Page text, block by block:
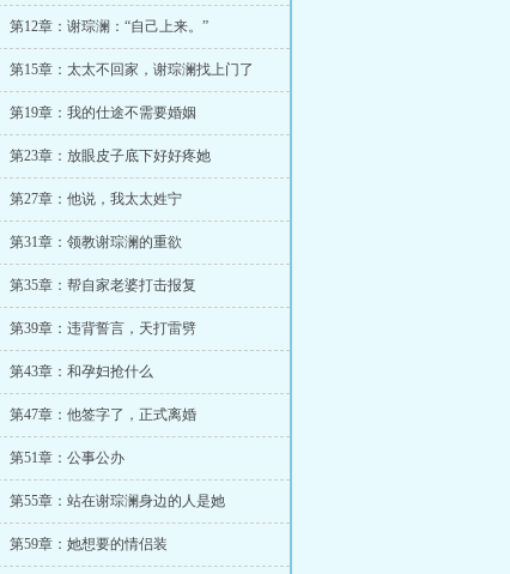
第12章：谢琮澜：“自己上来。”
第15章：太太不回家，谢琮澜找上门了
第19章：我的仕途不需要婚姻
第23章：放眼皮子底下好好疼她
第27章：他说，我太太姓宁
第31章：领教谢琮澜的重欲
第35章：帮自家老婆打击报复
第39章：违背誓言，天打雷劈
第43章：和孕妇抢什么
第47章：他签字了，正式离婚
第51章：公事公办
第55章：站在谢琮澜身边的人是她
第59章：她想要的情侣装